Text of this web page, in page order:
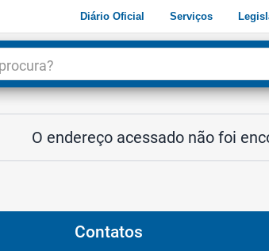
Diário Oficial Serviços
O endereço acessado não foi
Contatos